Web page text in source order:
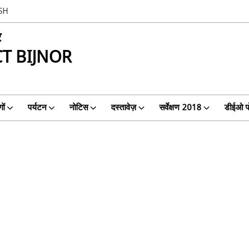
BIJNOR
पर्यटन नोटिस दस्तावेज़ सर्वेक्षण 2018 डीईओ